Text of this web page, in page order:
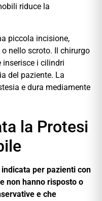
riduce la
piccola incisione,
nello scroto. Il chirurgo
inserisce i cilindri
del paziente. La
e dura mediamente
la Protesi
per pazienti con
non hanno risposto o
e che